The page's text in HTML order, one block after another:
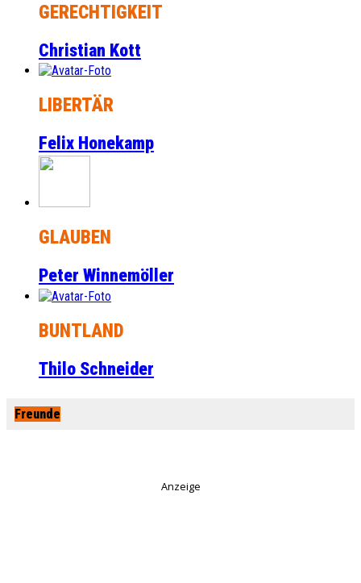
GERECHTIGKEIT
Christian Kott
LIBERTÄR
Felix Honekamp
GLAUBEN
Peter Winnemöller
BUNTLAND
Thilo Schneider
Freunde
Anzeige